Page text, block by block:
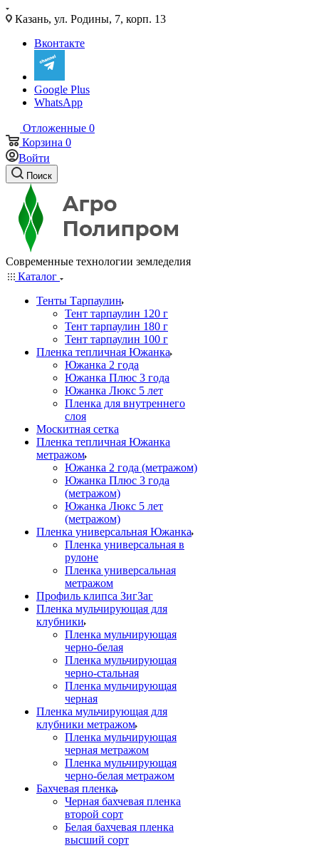
Казань, ул. Родины, 7, корп. 13
Вконтакте
Google Plus
WhatsApp
Отложенные 0
Корзина 0
Войти
Поиск
Современные технологии земледелия
Каталог
Тенты Тарпаулин
Тент тарпаулин 120 г
Тент тарпаулин 180 г
Тент тарпаулин 100 г
Пленка тепличная Южанка
Южанка 2 года
Южанка Плюс 3 года
Южанка Люкс 5 лет
Пленка для внутреннего
слоя
Москитная сетка
Пленка тепличная Южанка
метражом
Южанка 2 года (метражом)
Южанка Плюс 3 года
(метражом)
Южанка Люкс 5 лет
(метражом)
Пленка универсальная Южанка
Пленка универсальная в
рулоне
Пленка универсальная
метражом
Профиль клипса ЗигЗаг
Пленка мульчирующая для
клубники
Пленка мульчирующая
черно-белая
Пленка мульчирующая
черно-стальная
Пленка мульчирующая
черная
Пленка мульчирующая для
клубники метражом
Пленка мульчирующая
черная метражом
Пленка мульчирующая
черно-белая метражом
Бахчевая пленка
Черная бахчевая пленка
второй сорт
Белая бахчевая пленка
высший сорт